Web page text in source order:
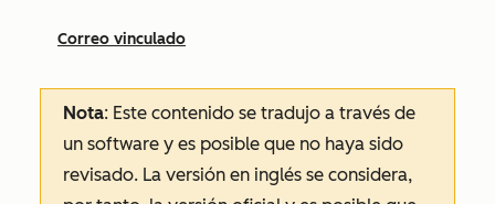
Correo vinculado
Nota: Este contenido se tradujo a través de
un software y es posible que no haya sido
revisado. La versión en inglés se considera,